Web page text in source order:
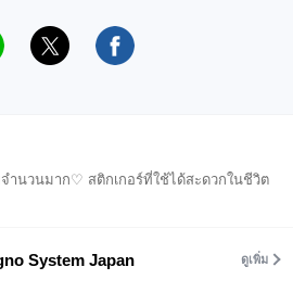
ำนวนมาก♡ สติกเกอร์ที่ใช้ได้สะดวกในชีวิต
System Japan ดูเพิ่ม